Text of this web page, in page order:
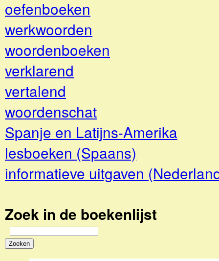
oefenboeken
werkwoorden
woordenboeken
verklarend
vertalend
woordenschat
Spanje en Latijns-Amerika
lesboeken (Spaans)
informatieve uitgaven
Zoek in de boekenlijst
Zoeken